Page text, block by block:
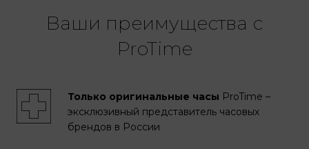
Ваши преимущества с
ProTime
Только оригинальные часы ProTime –
эксклюзивный представитель часовых
брендов в России